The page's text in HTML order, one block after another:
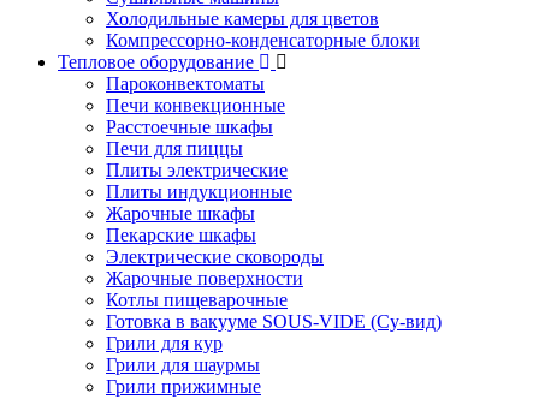
Холодильные камеры для цветов
Компрессорно-конденсаторные блоки
Тепловое оборудование
Пароконвектоматы
Печи конвекционные
Расстоечные шкафы
Печи для пиццы
Плиты электрические
Плиты индукционные
Жарочные шкафы
Пекарские шкафы
Электрические сковороды
Жарочные поверхности
Котлы пищеварочные
Готовка в вакууме SOUS-VIDE (Су-вид)
Грили для кур
Грили для шаурмы
Грили прижимные